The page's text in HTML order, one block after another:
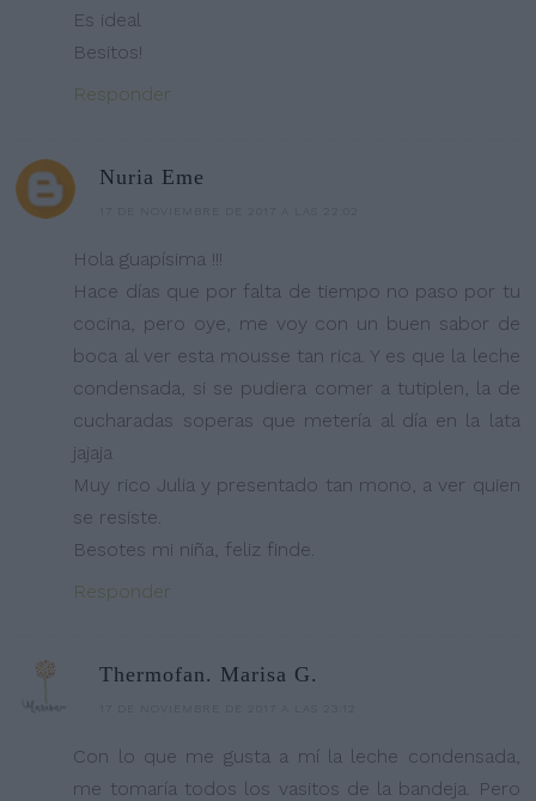
Es ideal
Besitos!
Responder
Nuria Eme
Hola guapísima !!!
Hace días que por falta de tiempo no paso por tu
cocina, pero oye, me voy con un buen sabor de
boca al ver esta mousse tan rica. Y es que la leche
condensada, si se pudiera comer a tutiplen, la de
cucharadas soperas que metería al día en la lata
jajaja
Muy rico Julia y presentado tan mono, a ver quien
se resiste.
Besotes mi niña, feliz finde.
Responder
Thermofan. Marisa G.
Con lo que me gusta a mí la leche condensada,
me tomaría todos los vasitos de la bandeja. Pero